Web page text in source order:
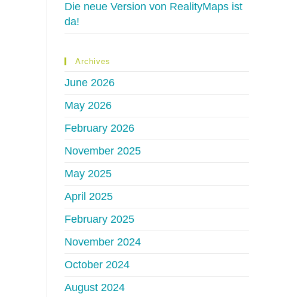
Die neue Version von RealityMaps ist
da!
Archives
June 2026
May 2026
February 2026
November 2025
May 2025
April 2025
February 2025
November 2024
October 2024
August 2024